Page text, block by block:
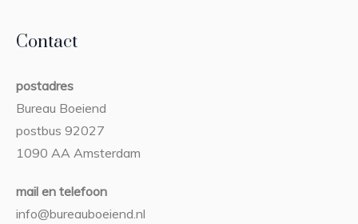
Contact
postadres
Bureau Boeiend
postbus 92027
1090 AA Amsterdam
mail en telefoon
info@bureauboeiend.nl